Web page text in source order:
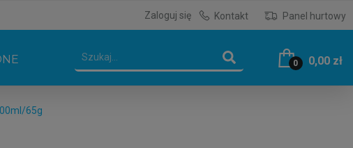
Zaloguj się Kontakt Panel hurtowy
0 0,00 zł
65g